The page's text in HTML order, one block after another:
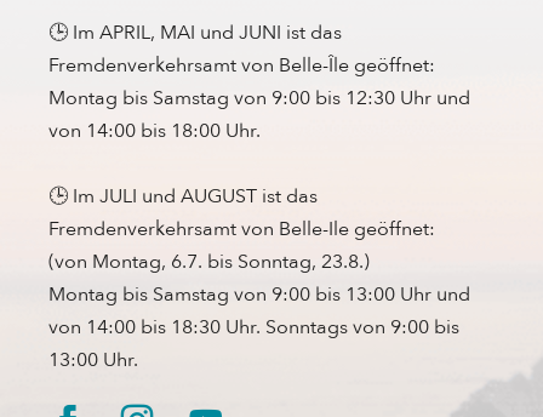
🕒 Im APRIL, MAI und JUNI ist das
Fremdenverkehrsamt von Belle-Île geöffnet:
Montag bis Samstag von 9:00 bis 12:30 Uhr und
von 14:00 bis 18:00 Uhr.
🕒 Im JULI und AUGUST ist das
Fremdenverkehrsamt von Belle-Ile geöffnet:
(von Montag, 6.7. bis Sonntag, 23.8.)
Montag bis Samstag von 9:00 bis 13:00 Uhr und
von 14:00 bis 18:30 Uhr. Sonntags von 9:00 bis
13:00 Uhr.